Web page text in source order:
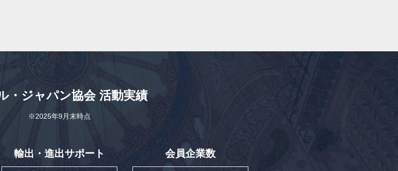
・ジャパン協会 活動実績
※2025年9月末時点
輸出・進出サポート 会員企業数